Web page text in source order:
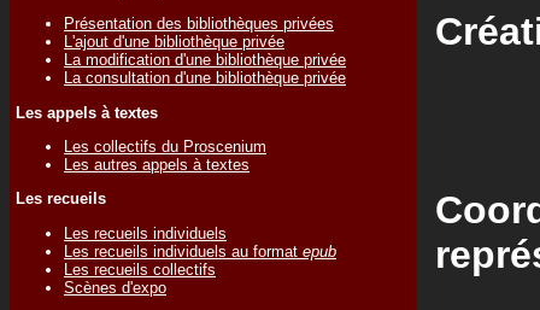
Présentation des bibliothèques privées
L'ajout d'une bibliothèque privée
La modification d'une bibliothèque privée
La consultation d'une bibliothèque privée
Les appels à textes
Les collectifs du Proscenium
Les autres appels à textes
Les recueils
Les recueils individuels
Les recueils individuels au format epub
Les recueils collectifs
Scènes d'expo